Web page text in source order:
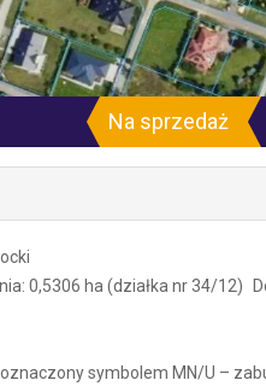
Na sprzedaż
0,5306 ha (działka nr 34/12)
symbolem MN/U –